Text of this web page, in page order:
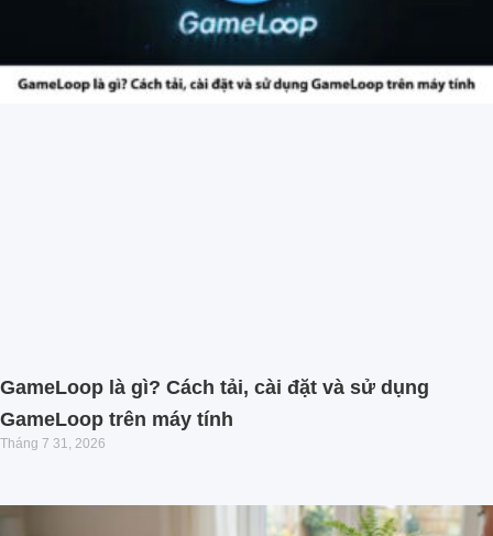
GameLoop là gì? Cách tải, cài đặt và sử dụng
GameLoop trên máy tính
Tháng 7 31, 2026